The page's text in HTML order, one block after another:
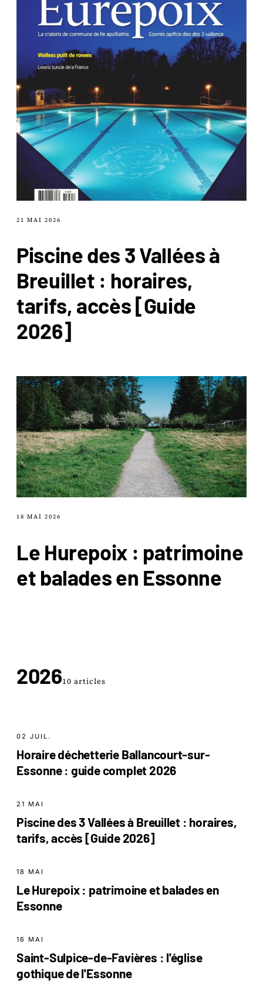
21 MAI 2026
Piscine des 3 Vallées à
Breuillet : horaires,
tarifs, accès [Guide
2026]
18 MAI 2026
Le Hurepoix : patrimoine
et balades en Essonne
202610 articles
02 JUIL.
Horaire déchetterie Ballancourt-sur-
Essonne : guide complet 2026
21 MAI
Piscine des 3 Vallées à Breuillet : horaires,
tarifs, accès [Guide 2026]
18 MAI
Le Hurepoix : patrimoine et balades en
Essonne
16 MAI
Saint-Sulpice-de-Favières : l'église
gothique de l'Essonne